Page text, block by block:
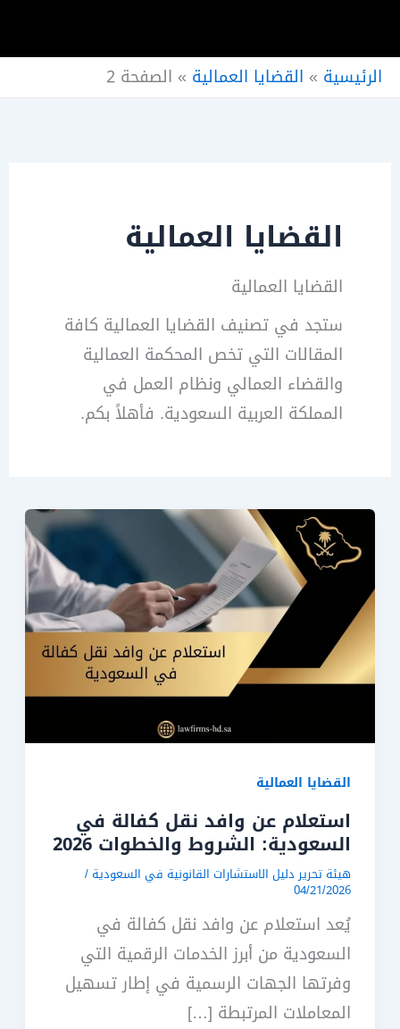
الرئيسية » القضايا العمالية » الصفحة 2
القضايا العمالية
القضايا العمالية
ستجد في تصنيف القضايا العمالية كافة
المقالات التي تخص المحكمة العمالية
والقضاء العمالي ونظام العمل في
المملكة العربية السعودية. فأهلاً بكم.
القضايا العمالية
استعلام عن وافد نقل كفالة في
السعودية: الشروط والخطوات 2026
هيئة تحرير دليل الاستشارات القانونية في السعودية /
04/21/2026
يُعد استعلام عن وافد نقل كفالة في
السعودية من أبرز الخدمات الرقمية التي
وفرتها الجهات الرسمية في إطار تسهيل
المعاملات المرتبطة […]